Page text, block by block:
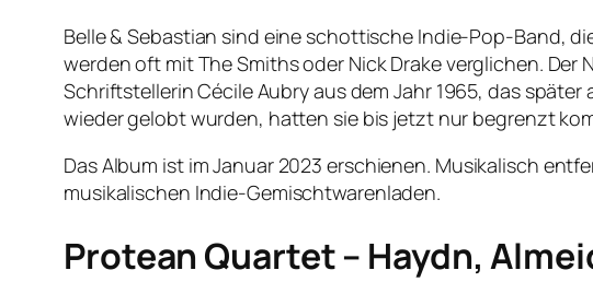
Belle & Sebastian sind eine schottische Indie-Pop-Band,
werden oft mit The Smiths oder Nick Drake verglichen.
Schriftstellerin Cécile Aubry aus dem Jahr 1965, das
wieder gelobt wurden, hatten sie bis jetzt nur begrenzt
Das Album ist im Januar 2023 erschienen. Musikalisch
musikalischen Indie-Gemischtwarenladen.
Protean Quartet – Haydn,